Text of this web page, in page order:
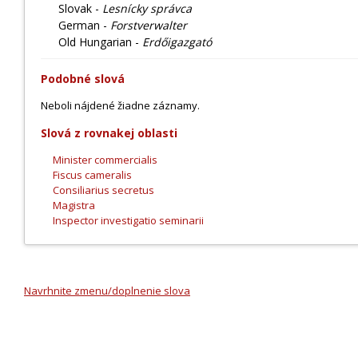
Slovak - Lesnícky správca
German - Forstverwalter
Old Hungarian - Erdőigazgató
Podobné slová
Neboli nájdené žiadne záznamy.
Slová z rovnakej oblasti
Minister commercialis
Fiscus cameralis
Consiliarius secretus
Magistra
Inspector investigatio seminarii
Navrhnite zmenu/doplnenie slova